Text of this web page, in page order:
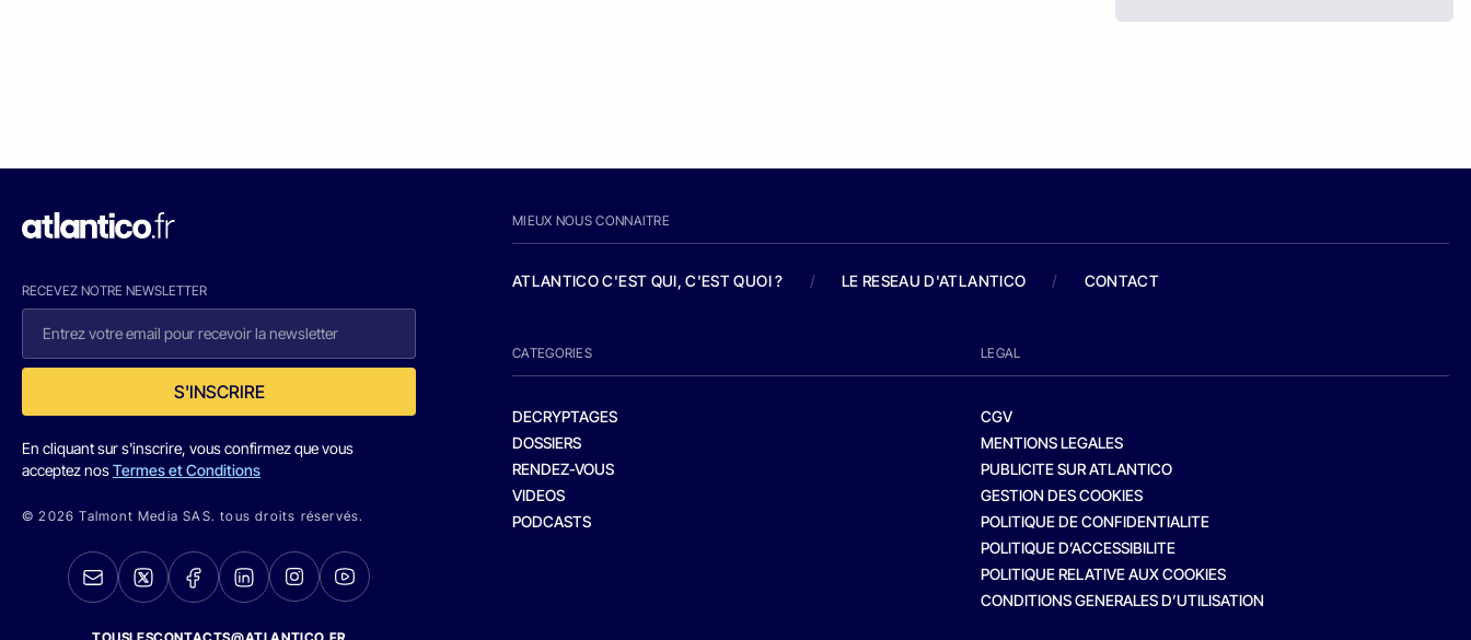
RECEVEZ NOTRE NEWSLETTER
S'INSCRIRE
En cliquant sur s'inscrire, vous confirmez que vous
acceptez nosTermes et Conditions
© 2026 Talmont Media SAS. tous droits réservés.
MIEUX NOUS CONNAITRE
ATLANTICO C'EST QUI, C'EST QUOI ? / LE RESEAU D'ATLANTICO / CONTACT
CATEGORIES
DECRYPTAGES
DOSSIERS
RENDEZ-VOUS
VIDEOS
PODCASTS
LEGAL
CGV
MENTIONS LEGALES
PUBLICITE SUR ATLANTICO
GESTION DES COOKIES
POLITIQUE DE CONFIDENTIALITE
POLITIQUE D’ACCESSIBILITE
POLITIQUE RELATIVE AUX COOKIES
CONDITIONS GENERALES D’UTILISATION